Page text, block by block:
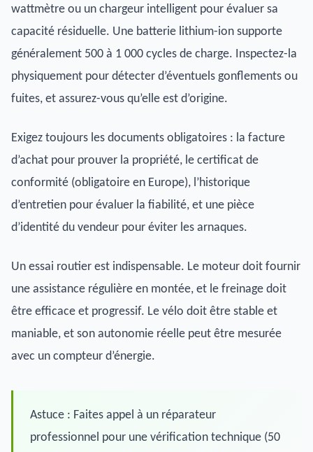
wattmètre ou un chargeur intelligent pour évaluer sa
capacité résiduelle. Une batterie lithium-ion supporte
généralement 500 à 1 000 cycles de charge. Inspectez-la
physiquement pour détecter d’éventuels gonflements ou
fuites, et assurez-vous qu’elle est d’origine.
Exigez toujours les documents obligatoires : la facture
d’achat pour prouver la propriété, le certificat de
conformité (obligatoire en Europe), l’historique
d’entretien pour évaluer la fiabilité, et une pièce
d’identité du vendeur pour éviter les arnaques.
Un essai routier est indispensable. Le moteur doit fournir
une assistance régulière en montée, et le freinage doit
être efficace et progressif. Le vélo doit être stable et
maniable, et son autonomie réelle peut être mesurée
avec un compteur d’énergie.
Astuce : Faites appel à un réparateur
professionnel pour une vérification technique (50